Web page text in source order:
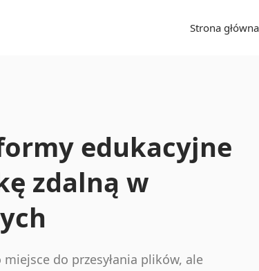
Strona główna
edukacyjne
zdalną w
do przesyłania plików, ale